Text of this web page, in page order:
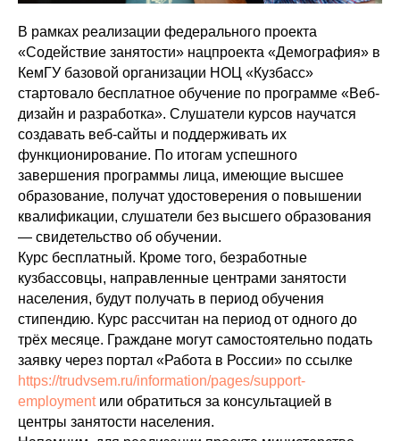
В рамках реализации федерального проекта
«Содействие занятости» нацпроекта «Демография» в
КемГУ базовой организации НОЦ «Кузбасс»
стартовало бесплатное обучение по программе «Веб-
дизайн и разработка». Слушатели курсов научатся
создавать веб-сайты и поддерживать их
функционирование. По итогам успешного
завершения программы лица, имеющие высшее
образование, получат удостоверения о повышении
квалификации, слушатели без высшего образования
— свидетельство об обучении.
Курс бесплатный. Кроме того, безработные
кузбассовцы, направленные центрами занятости
населения, будут получать в период обучения
стипендию. Курс рассчитан на период от одного до
трёх месяце. Граждане могут самостоятельно подать
заявку через портал «Работа в России» по ссылке
https://trudvsem.ru/information/pages/support-
employmentили обратиться за консультацией в
центры занятости населения.